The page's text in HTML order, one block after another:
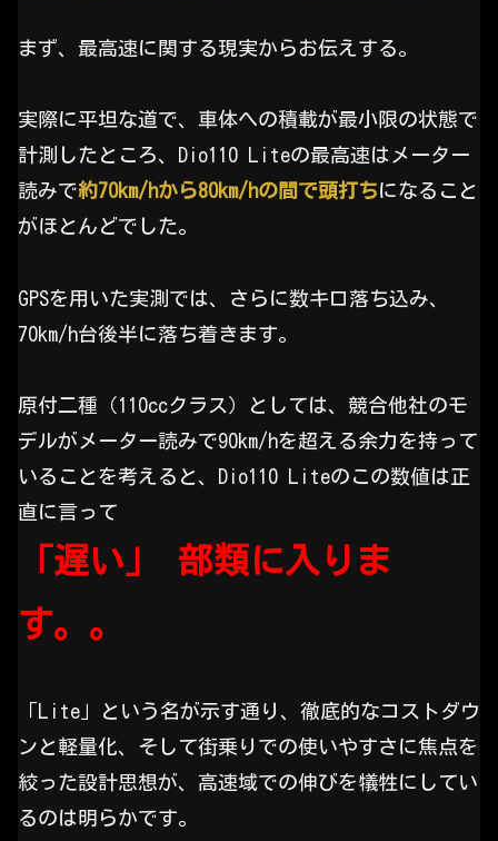
まず、最高速に関する現実からお伝えする。
実際に平坦な道で、車体への積載が最小限の状態で
計測したところ、Dio110 Liteの最高速はメーター
読みで約70km/hから80km/hの間で頭打ちになること
がほとんどでした。
GPSを用いた実測では、さらに数キロ落ち込み、
70km/h台後半に落ち着きます。
原付二種（110ccクラス）としては、競合他社のモ
デルがメーター読みで90km/hを超える余力を持って
いることを考えると、Dio110 Liteのこの数値は正
直に言って
「遅い」 部類に入りま
す。。
「Lite」という名が示す通り、徹底的なコストダウ
ンと軽量化、そして街乗りでの使いやすさに焦点を
絞った設計思想が、高速域での伸びを犠牲にしてい
るのは明らかです。